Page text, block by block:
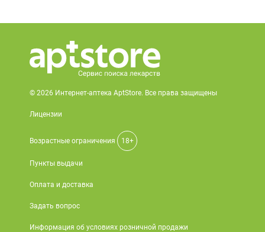
© 2026 Интернет-аптека AptStore. Все права защищены
Лицензии
Возрастные ограничения 18+
Пункты выдачи
Оплата и доставка
Задать вопрос
Информация об условиях розничной продажи